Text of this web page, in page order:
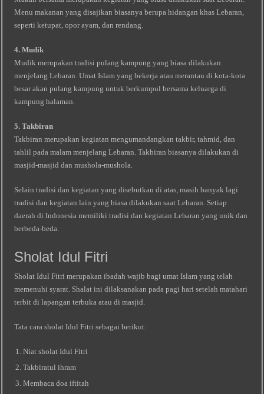
Menu makanan yang disajikan biasanya berupa hidangan khas Lebaran,
seperti ketupat, opor ayam, dan rendang.
4. Mudik
Mudik merupakan tradisi pulang kampung yang biasa dilakukan
menjelang Lebaran. Umat Islam yang bekerja atau merantau di kota-kota
besar akan pulang kampung untuk berkumpul bersama keluarga di
kampung halaman.
5. Takbiran
Takbiran merupakan kegiatan mengumandangkan takbir, tahmid, dan
tahlil pada malam menjelang Lebaran. Takbiran biasanya dilakukan di
masjid-masjid dan mushola-mushola.
Selain tradisi dan kegiatan yang disebutkan di atas, masih banyak lagi
tradisi dan kegiatan lain yang biasa dilakukan saat Lebaran. Setiap
daerah di Indonesia memiliki tradisi dan kegiatan Lebaran yang unik dan
berbeda-beda.
Sholat Idul Fitri
Sholat Idul Fitri merupakan ibadah wajib bagi umat Islam yang telah
memenuhi syarat. Shalat ini dilaksanakan pada pagi hari setelah matahari
terbit di lapangan terbuka atau di masjid.
Tata cara sholat Idul Fitri sebagai berikut:
Niat sholat Idul Fitri
Takbiratul ihram
Membaca doa iftitah